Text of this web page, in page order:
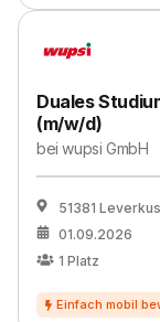
Duales
(m/w/d)
beiwupsi GmbH
51381
01.09.2026
1 Platz